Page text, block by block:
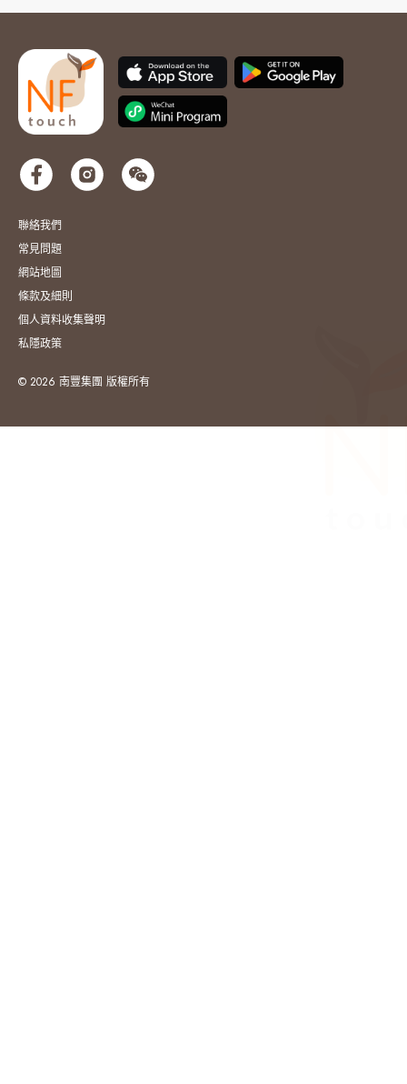
聯絡我們
常見問題
網站地圖
條款及細則
個人資料收集聲明
私隱政策
© 2026 南豐集團 版權所有